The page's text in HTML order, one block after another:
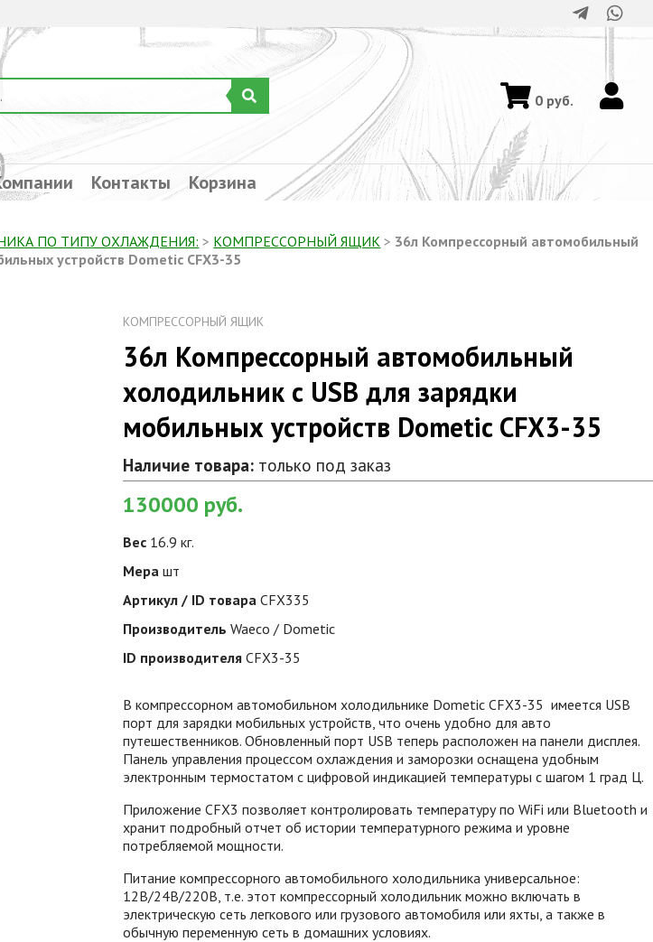
0руб.
Контакты Корзина
ПО ТИПУ ОХЛАЖДЕНИЯ: > КОМПРЕССОРНЫЙ ЯЩИК > 36л Компрессорный автомобильный
устройств Dometic CFX3-35
КОМПРЕССОРНЫЙ ЯЩИК
36л Компрессорный автомобильный
холодильник с USB для зарядки
мобильных устройств Dometic CFX3-35
Наличие товара: только под заказ
130000 руб.
Вес 16.9 кг.
Мера шт
Артикул / ID товара CFX335
Производитель Waeco / Dometic
ID производителя CFX3-35
В компрессорном автомобильном холодильнике Dometic CFX3-35 имеется USB
порт для зарядки мобильных устройств, что очень удобно для авто
путешественников. Обновленный порт USB теперь расположен на панели дисплея.
Панель управления процессом охлаждения и заморозки оснащена удобным
электронным термостатом с цифровой индикацией температуры с шагом 1 град Ц.
Приложение CFX3 позволяет контролировать температуру по WiFi или Bluetooth и
хранит подробный отчет об истории температурного режима и уровне
потребляемой мощности.
Питание компрессорного автомобильного холодильника универсальное:
12В/24В/220В, т.е. этот компрессорный холодильник можно включать в
электрическую сеть легкового или грузового автомобиля или яхты, а также в
обычную переменную сеть в домашних условиях.